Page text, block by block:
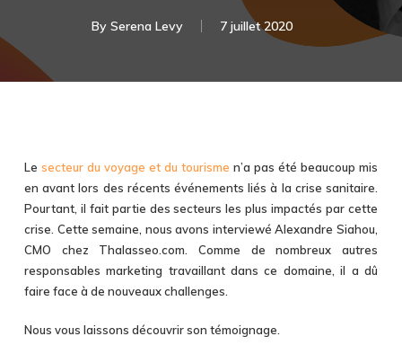
By Serena Levy 7 juillet 2020
Le secteur du voyage et du tourisme n’a pas été beaucoup mis
en avant lors des récents événements liés à la crise sanitaire.
Pourtant, il fait partie des secteurs les plus impactés par cette
crise. Cette semaine, nous avons interviewé Alexandre Siahou,
CMO chez Thalasseo.com. Comme de nombreux autres
responsables marketing travaillant dans ce domaine, il a dû
faire face à de nouveaux challenges.
Nous vous laissons découvrir son témoignage.